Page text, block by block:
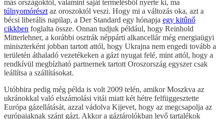
más országoktól, valamint saját termelésből nyerte ki, ma
túlnyomórészt az oroszoktól veszi. Hogy mi a változás oka, azt a
bécsi liberális napilap, a Der Standard egy hónapja egy kitűnő
cikkben foglalta össze. Onnan tudjuk például, hogy Reinhold
Mitterlehner, a korábbi osztrák néppárti alkancellár még energiaügyi
miniszterként jobban tartott attól, hogy Ukrajna nem engedi tovább a
területén áthaladó vezetékeken a gázt nyugat felé, mint attól, hogy a
rendkívül megbízható partnernek tartott Oroszország egyszer csak
leállítsa a szállításokat.
Utóbbira pedig még példa is volt 2009 telén, amikor Moszkva az
ukránokkal való elszámolási vitái miatt két hétre felfüggesztette
Európa gázellátását, azzal vádolva Kijevet, hogy az megcsapolja az
európaiaknak szánt gázt. Akkor a gáztárolókban levő tartalékok